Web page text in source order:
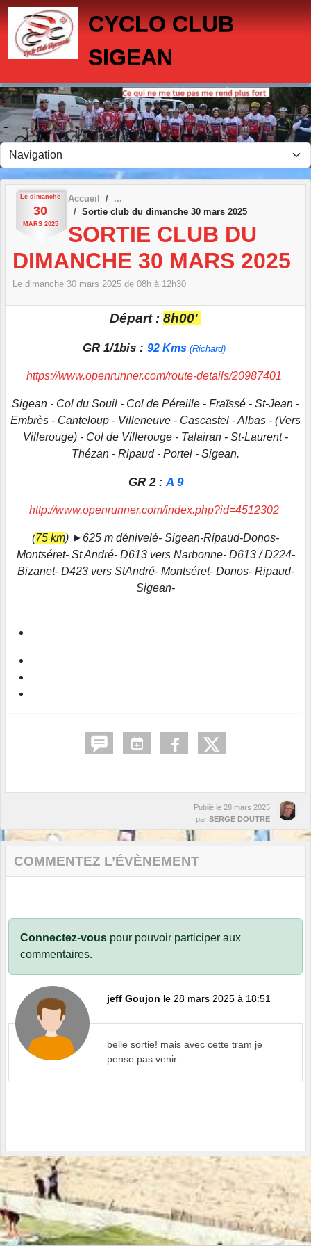
CYCLO CLUB
SIGEAN
Le dimanche
30
MARS 2025
Accueil
Sortie club du dimanche 30 mars 2025
SORTIE CLUB DU
DIMANCHE 30 MARS 2025
Le dimanche 30 mars 2025 de 08h à 12h30
Départ : 8h00'
GR 1/1bis : 92 Kms (Richard)
https://www.openrunner.com/route-details/20987401
Sigean - Col du Souil - Col de Péreille - Fraïssé - St-Jean -
Embrès - Canteloup - Villeneuve - Cascastel - Albas - (Vers
Villerouge) - Col de Villerouge - Talairan - St-Laurent -
Thézan - Ripaud - Portel - Sigean.
GR 2 :A 9
http://www.openrunner.com/index.php?id=4512302
(75 km) ►625 m dénivelé- Sigean-Ripaud-Donos-
Montséret- St André- D613 vers Narbonne- D613 / D224-
Bizanet- D423 vers StAndré- Montséret- Donos- Ripaud-
Sigean-
Publié le 28 mars 2025
par SERGE DOUTRE
COMMENTEZ L’ÉVÈNEMENT
Connectez-vous pour pouvoir participer aux
commentaires.
jeff Goujon le 28 mars 2025 à 18:51
belle sortie! mais avec cette tram je
pense pas venir....
Panneau de gestion des cookies